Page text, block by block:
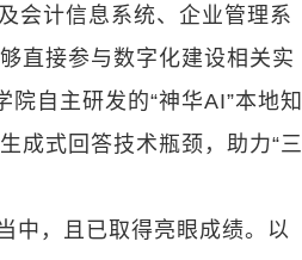
会计信息系统、企业管理系
直接参与数字化建设相关实
自主研发的“神华AI”本地知
成式回答技术瓶颈，助力“三
中，且已取得亮眼成绩。以